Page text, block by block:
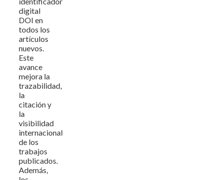
digital
DOI en
todos los
artículos
nuevos.
Este
avance
mejora la
trazabilidad,
la
citación y
la
visibilidad
internacional
de los
trabajos
publicados.
Además,